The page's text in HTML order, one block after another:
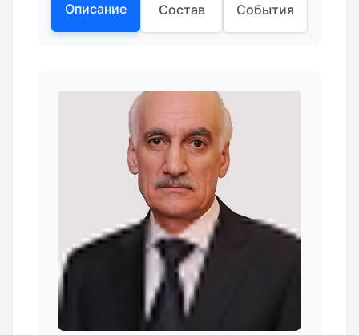
Описание Состав События